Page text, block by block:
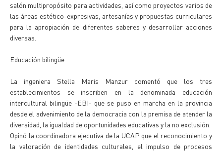
salón multipropósito para actividades, así como proyectos varios de
las áreas estético-expresivas, artesanías y propuestas curriculares
para la apropiación de diferentes saberes y desarrollar acciones
diversas.
Educación bilingüe
La ingeniera Stella Maris Manzur comentó que los tres
establecimientos se inscriben en la denominada educación
intercultural bilingüe -EBI- que se puso en marcha en la provincia
desde el advenimiento de la democracia con la premisa de atender la
diversidad, la igualdad de oportunidades educativas y la no exclusión.
Opinó la coordinadora ejecutiva de la UCAP que el reconocimiento y
la valoración de identidades culturales, el impulso de procesos